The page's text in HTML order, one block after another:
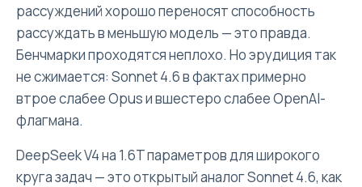
рассуждений хорошо переносят способность
рассуждать в меньшую модель — это правда.
Бенчмарки проходятся неплохо. Но эрудиция так
не сжимается: Sonnet 4.6 в фактах примерно
втрое слабее Opus и вшестеро слабее OpenAI-
флагмана.
DeepSeek V4 на 1.6T параметров для широкого
круга задач — это открытый аналог Sonnet 4.6, как